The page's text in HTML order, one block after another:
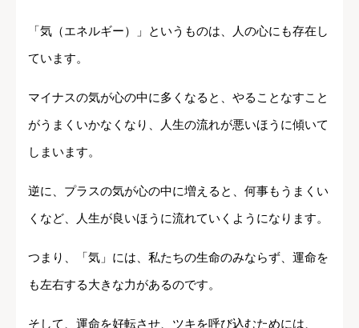
「気（エネルギー）」というものは、人の心にも存在し
ています。
マイナスの気が心の中に多くなると、やることなすこと
がうまくいかなくなり、人生の流れが悪いほうに傾いて
しまいます。
逆に、プラスの気が心の中に増えると、何事もうまくい
くなど、人生が良いほうに流れていくようになります。
つまり、「気」には、私たちの生命のみならず、運命を
も左右する大きな力があるのです。
そして、運命を好転させ、ツキを呼び込むためには、